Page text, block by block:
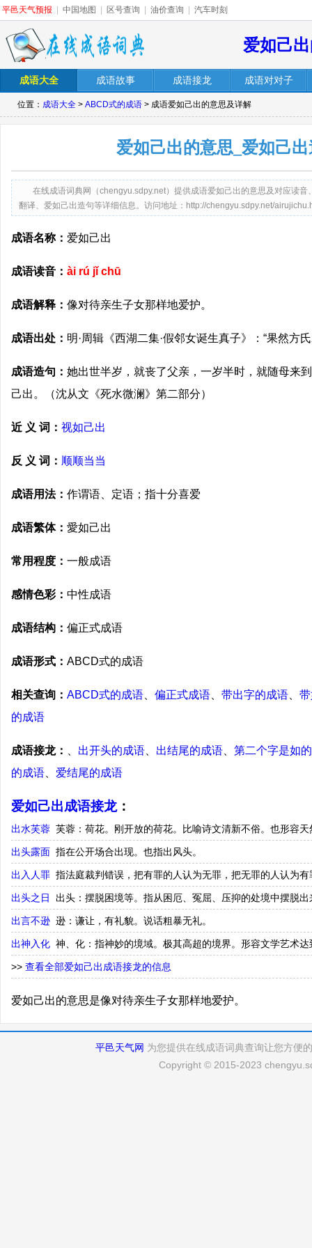
平邑天气预报 中国地图 区号查询 油价查询 汽车时刻
爱如己
成语大全 成语故事 成语接龙 成语对对子
位置： 成语大全 > ABCD式的成语 > 成语爱如己出的意思及详解
爱如己出的意思_爱如己
在线成语词典网（chengyu.sdpy.net）提供成语爱如己出的意思及对应读
翻译、爱如己出造句等详细信息。访问地址：http://chengyu.sdpy.net/
成语名称： 爱如己出
成语读音： ài rú jǐ chū
成语解释： 像对待亲生子女那样地爱护。
成语出处： 明·周辑《西湖二集·假邻女诞生真子》：“果然方
成语造句： 她出世半岁，就丧了父亲，一岁半时，就随母来
己出。（沈从文《死水微澜》第二部分）
近 义 词： 视如己出
反 义 词： 顺顺当当
成语用法： 作谓语、定语；指十分喜爱
成语繁体： 愛如己出
常用程度： 一般成语
感情色彩： 中性成语
成语结构： 偏正式成语
成语形式： ABCD式的成语
相关查询： ABCD式的成语 偏正式成语 带出字的成语
的成语
成语接龙： 出开头的成语 出结尾的成语
第二个字是如
的成语
爱结尾的成语
爱如己出成语接龙：
出水芙蓉 芙蓉：荷花。刚开放的荷花。比喻诗文清新不俗。也形容
出头露面 指在公开场合出现。也指出风头。
出入人罪 指法庭裁判错误，把有罪的人认为无罪，把无罪的人认为有
出头之日 出头：摆脱困境等。指从困厄、冤屈、压抑的处境中摆脱出
出言不逊 逊：谦让，有礼貌。说话粗暴无礼。
出神入化 神、化：指神妙的境域。极其高超的境界。形容文学艺术
>> 查看全部爱如己出成语接龙的信息
爱如己出的意思是像对待亲生子女那样地爱护。
平邑天气网 为您提供在线成语词典查询让您方便
Copyright © 2015-2023